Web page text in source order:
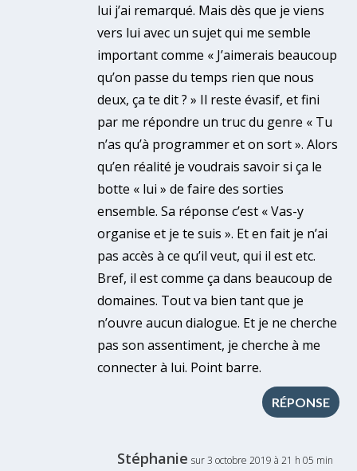
lui j’ai remarqué. Mais dès que je viens
vers lui avec un sujet qui me semble
important comme « J’aimerais beaucoup
qu’on passe du temps rien que nous
deux, ça te dit ? » Il reste évasif, et fini
par me répondre un truc du genre « Tu
n’as qu’à programmer et on sort ». Alors
qu’en réalité je voudrais savoir si ça le
botte « lui » de faire des sorties
ensemble. Sa réponse c’est « Vas-y
organise et je te suis ». Et en fait je n’ai
pas accès à ce qu’il veut, qui il est etc.
Bref, il est comme ça dans beaucoup de
domaines. Tout va bien tant que je
n’ouvre aucun dialogue. Et je ne cherche
pas son assentiment, je cherche à me
connecter à lui. Point barre.
RÉPONSE
Stéphanie sur 3 octobre 2019 à 21 h 05 min